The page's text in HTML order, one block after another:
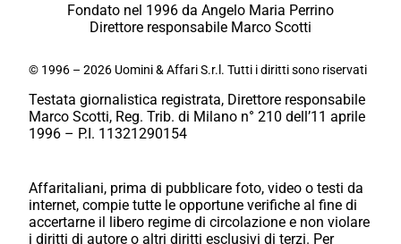
Fondato nel 1996 da Angelo Maria Perrino
Direttore responsabile Marco Scotti
© 1996 – 2026 Uomini & Affari S.r.l. Tutti i diritti sono riservati
Testata giornalistica registrata, Direttore responsabile
Marco Scotti, Reg. Trib. di Milano n° 210 dell’11 aprile
1996 – P.I. 11321290154
Affaritaliani, prima di pubblicare foto, video o testi da
internet, compie tutte le opportune verifiche al fine di
accertarne il libero regime di circolazione e non violare
i diritti di autore o altri diritti esclusivi di terzi. Per